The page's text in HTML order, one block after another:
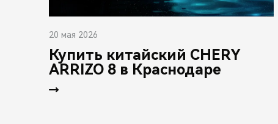
20 мая 2026
Купить китайский CHERY
ARRIZO 8 в Краснодаре